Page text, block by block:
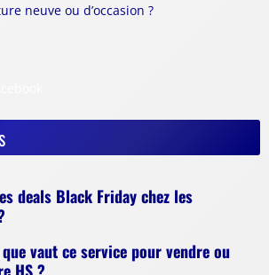
neuve ou d’occasion ?
deals Black Friday chez les
vaut ce service pour vendre ou
HS ?